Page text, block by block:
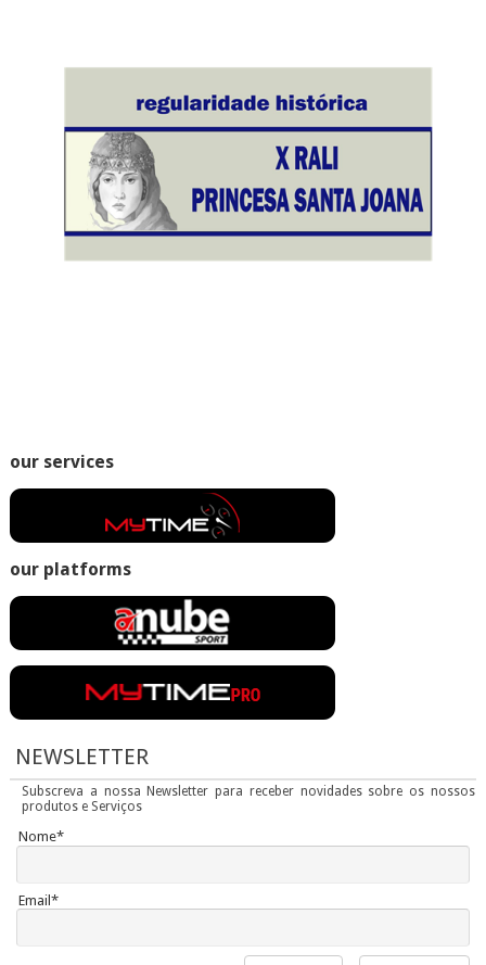
our services
our platforms
NEWSLETTER
Subscreva a nossa Newsletter para receber novidades sobre os nossos
produtos e Serviços
Nome*
Email*